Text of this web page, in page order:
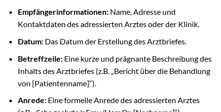
Empfängerinformationen:Name, Adresse und
Kontaktdaten des adressierten Arztes oder der Klinik.
Datum:Das Datum der Erstellung des Arztbriefes.
Betreffzeile:Eine kurze und prägnante Beschreibung des
Inhalts des Arztbriefes (z.B. „Bericht über die Behandlung
von [Patientenname]“).
Anrede:Eine formelle Anrede des adressierten Arztes